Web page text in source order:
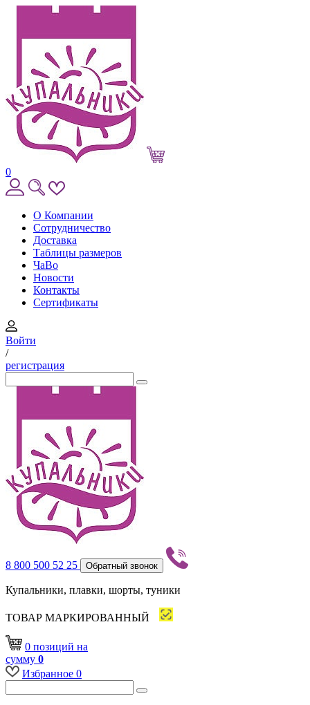
0
О Компании
Сотрудничество
Доставка
Таблицы размеров
ЧаВо
Новости
Контакты
Сертификаты
Войти
/
регистрация
8 800 500 52 25 Обратный звонок
Купальники, плавки, шорты, туники
ТОВАР МАРКИРОВАННЫЙ
0 позиций на
сумму 0
Избранное 0